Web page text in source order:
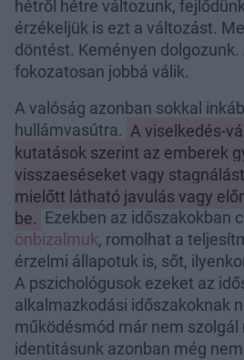
hétről hétre változunk,
érzékeljük is ezt a változást.
döntést. Keményen
fokozatosan jobbá válik.
A valóság azonban sokkal
hullámvasútra. A viselkedés-
kutatások szerint az emberek
visszaeséseket vagy
mielőtt látható javulás vagy
be. Ezekben az időszakokban
önbizalmuk, romolhat a
érzelmi állapotuk is, sőt,
A pszichológusok ezeket az
alkalmazkodási időszakoknak
működésmód már nem szolgál
identitásunk azonban még